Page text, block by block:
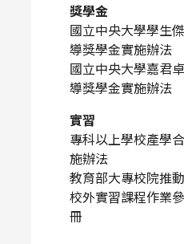
獎學金
國立中央大學學生
導獎學金實施辦法
國立中央大學嘉君
導獎學金實施辦法
實習
專科以上學校產學
施辦法
教育部大專校院推
校外實習課程作業
冊